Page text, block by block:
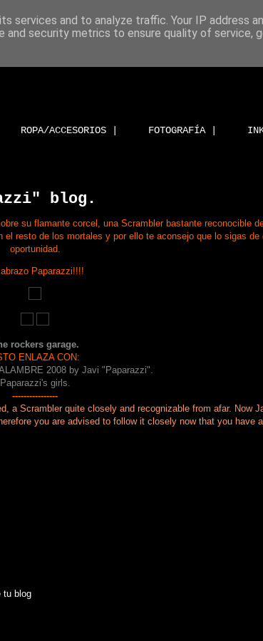
ROPA/ACCESORIOS | FOTOGRAFÍA |
blog.
su flamante corcel, una Scrambler bastante reconocible
resto de los mortales y por ello te aconsejo que lo sigas de
oportunidad.
Paparazzi!!!!
rockers garage.
ENLAZA CON:
2008 by Javi "Paparazzi".
Paparazzi's girls.
----------------
a Scrambler quite closely and recognizable from afar. Now
you are advised to follow it closely now that you have a
tu blog
services and to analyze traffic. Your IP address
and security metrics to ensure quality of service,